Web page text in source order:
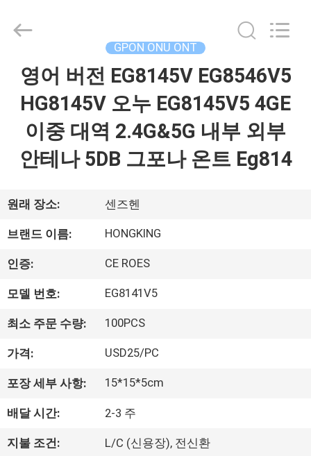
우
리
에
대
공
장
여
INDUSTRIAL
Reserved.
GPON ONU ONT
영어 버전 EG8145V EG8546V5
HG8145V 오누 EG8145V5 4GE
이중 대역 2.4G&5G 내부 외부
안테나 5DB 그포나 온트 Eg814
원래 장소: 센즈헨
브랜드 이름: HONGKING
인증: CE ROES
모델 번호: EG8141V5
최소 주문 수량: 100PCS
가격: USD25/PC
포장 세부 사항: 15*15*5cm
배달 시간: 2-3 주
지불 조건: L/C (신용장), 전신환